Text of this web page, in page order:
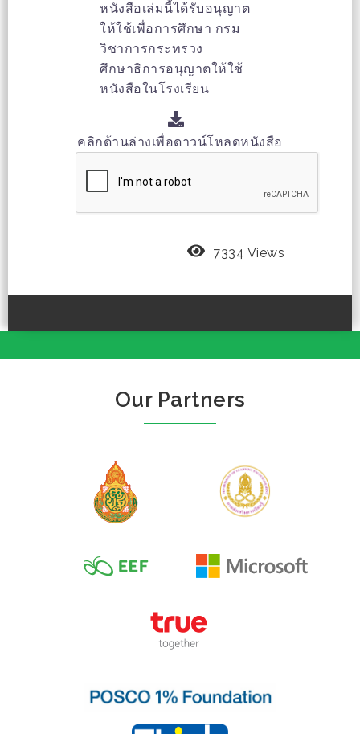
หนังสือเล่มนี้ได้รับอนุญาต
ให้ใช้เพื่อการศึกษา กรม
วิชาการกระทรวง
ศึกษาธิการอนุญาตให้ใช้
หนังสือในโรงเรียน
คลิกด้านล่างเพื่อดาวน์โหลดหนังสือ
7334 Views
Our Partners